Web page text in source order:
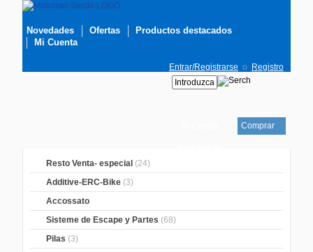
Novedades Ofertas
Productos destacados
Mi Cuenta
Entrar/Registrarse o Registro
Comprar
Resto Venta- especial (24)
Additive-ERC-Bike (3)
Accossato
Sisteme de Escape y Partes (68)
Pilas (3)